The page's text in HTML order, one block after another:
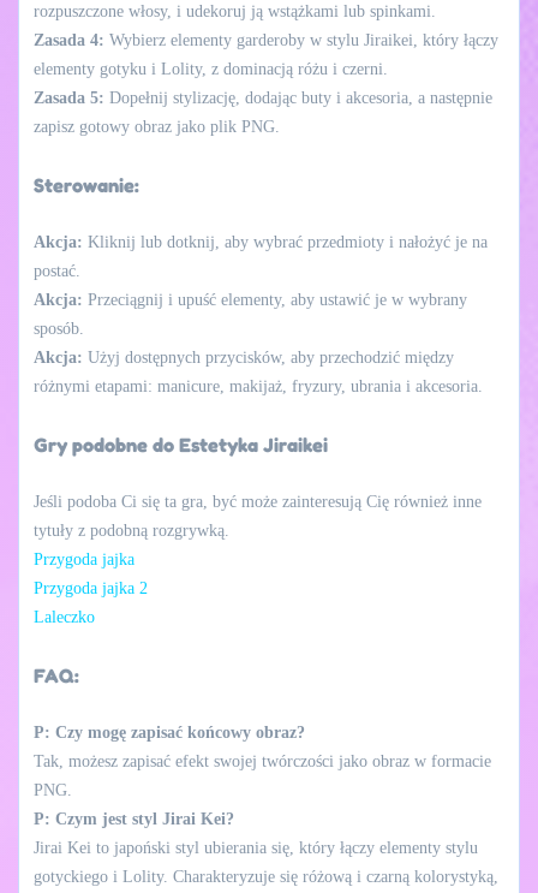
rozpuszczone włosy, i udekoruj ją wstążkami lub spinkami.
Zasada 4: Wybierz elementy garderoby w stylu Jiraikei, który łączy
elementy gotyku i Lolity, z dominacją różu i czerni.
Zasada 5: Dopełnij stylizację, dodając buty i akcesoria, a następnie
zapisz gotowy obraz jako plik PNG.
Sterowanie:
Akcja: Kliknij lub dotknij, aby wybrać przedmioty i nałożyć je na
postać.
Akcja: Przeciągnij i upuść elementy, aby ustawić je w wybrany
sposób.
Akcja: Użyj dostępnych przycisków, aby przechodzić między
różnymi etapami: manicure, makijaż, fryzury, ubrania i akcesoria.
Gry podobne do Estetyka Jiraikei
Jeśli podoba Ci się ta gra, być może zainteresują Cię również inne
tytuły z podobną rozgrywką.
Przygoda jajka
Przygoda jajka 2
Laleczko
FAQ:
P: Czy mogę zapisać końcowy obraz?
Tak, możesz zapisać efekt swojej twórczości jako obraz w formacie
PNG.
P: Czym jest styl Jirai Kei?
Jirai Kei to japoński styl ubierania się, który łączy elementy stylu
gotyckiego i Lolity. Charakteryzuje się różową i czarną kolorystyką,